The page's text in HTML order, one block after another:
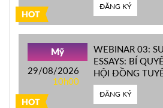
HOT
ĐĂNG KÝ
HOT
Mỹ
29/08/2026
10h00
WEBINAR 03:
ESSAYS: BÍ
HỘI ĐỒNG
ĐẦU MỸ
ĐĂNG KÝ